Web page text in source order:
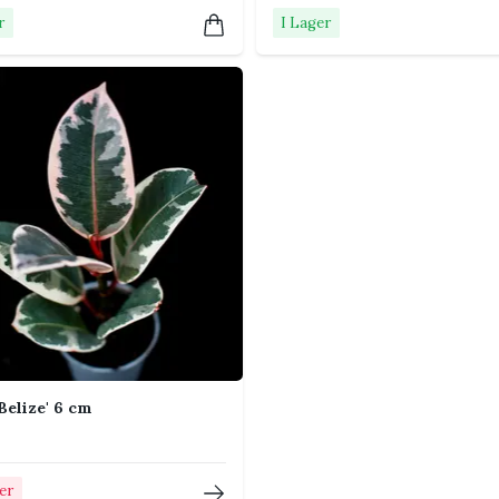
en till två gånger i månaden under vår
eller på golvet när den blivit större. Ficus
om den flyttas ofta, utsätts för drag
öst- eller västfönster fungerar ofta bra.
runt den i onödan.
ta upp ljuset bättre.
om du vill forma plantan eller stimulera
I Lager
6 cm